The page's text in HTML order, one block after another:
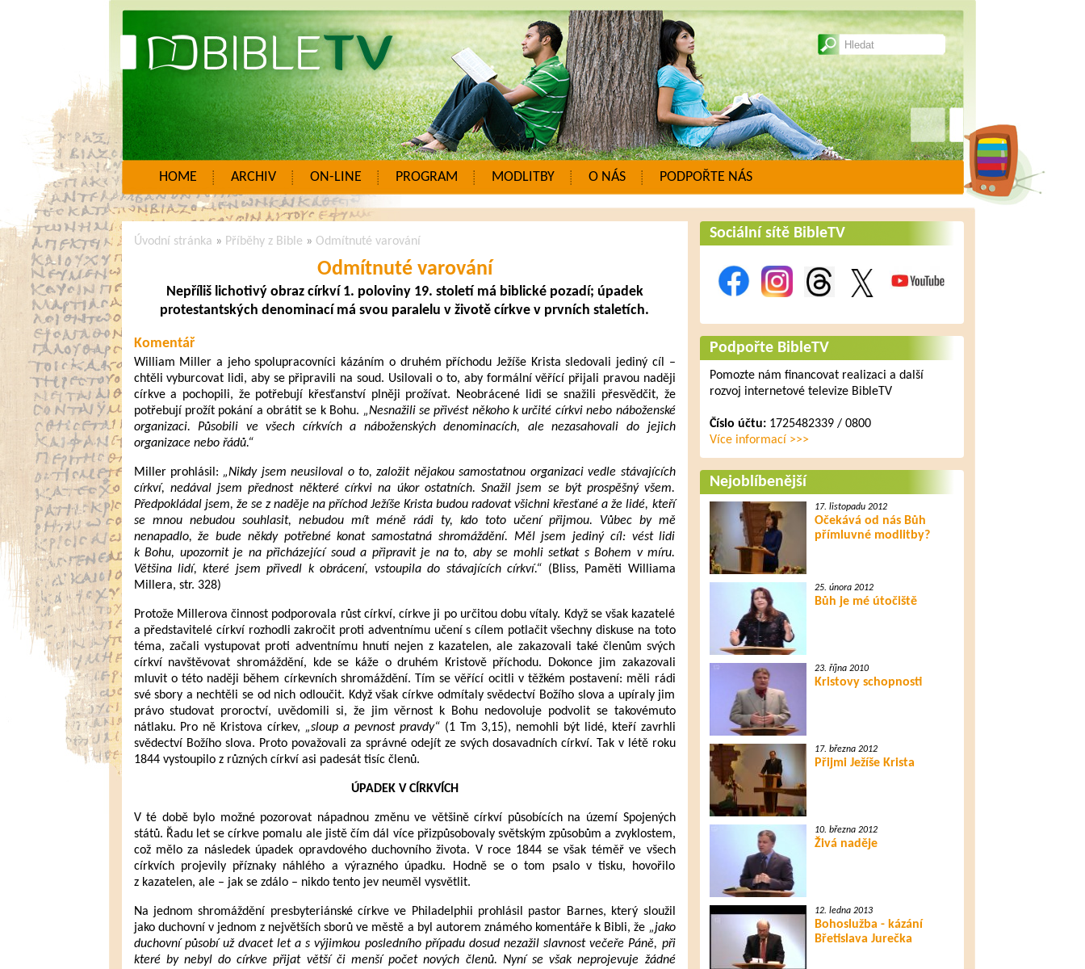
HOME ARCHIV ON-LINE PROGRAM MODLITBY O NÁS PODPOŘTE NÁS
Úvodní stránka » Příběhy z Bible » Odmítnuté varování
Odmítnuté varování
Nepříliš lichotivý obraz církví 1. poloviny 19. století má biblické pozadí; úpadek
protestantských denominací má svou paralelu v životě církve v prvních staletích.
Komentář
William Miller a jeho spolupracovníci kázáním o druhém příchodu Ježíše Krista sledovali jediný cíl –
chtěli vyburcovat lidi, aby se připravili na soud. Usilovali o to, aby formální věřící přijali pravou naději
církve a pochopili, že potřebují křesťanství plněji prožívat. Neobrácené lidi se snažili přesvědčit, že
potřebují prožít pokání a obrátit se k Bohu. „Nesnažili se přivést někoho k určité církvi nebo náboženské
organizaci. Působili ve všech církvích a náboženských denominacích, ale nezasahovali do jejich
organizace nebo řádů.“
Miller prohlásil: „Nikdy jsem neusiloval o to, založit nějakou samostatnou organizaci vedle stávajících
církví, nedával jsem přednost některé církvi na úkor ostatních. Snažil jsem se být prospěšný všem.
Předpokládal jsem, že se z naděje na příchod Ježíše Krista budou radovat všichni křesťané a že lidé, kteří
se mnou nebudou souhlasit, nebudou mít méně rádi ty, kdo toto učení přijmou. Vůbec by mě
nenapadlo, že bude někdy potřebné konat samostatná shromáždění. Měl jsem jediný cíl: vést lidi
k Bohu, upozornit je na přicházející soud a připravit je na to, aby se mohli setkat s Bohem v míru.
Většina lidí, které jsem přivedl k obrácení, vstoupila do stávajících církví.“ (Bliss, Paměti Williama
Millera, str. 328)
Protože Millerova činnost podporovala růst církví, církve ji po určitou dobu vítaly. Když se však kazatelé
a představitelé církví rozhodli zakročit proti adventnímu učení s cílem potlačit všechny diskuse na toto
téma, začali vystupovat proti adventnímu hnutí nejen z kazatelen, ale zakazovali také členům svých
církví navštěvovat shromáždění, kde se káže o druhém Kristově příchodu. Dokonce jim zakazovali
mluvit o této naději během církevních shromáždění. Tím se věřící ocitli v těžkém postavení: měli rádi
své sbory a nechtěli se od nich odloučit. Když však církve odmítaly svědectví Božího slova a upíraly jim
právo studovat proroctví, uvědomili si, že jim věrnost k Bohu nedovoluje podvolit se takovémuto
nátlaku. Pro ně Kristova církev, „sloup a pevnost pravdy“ (1 Tm 3,15), nemohli být lidé, kteří zavrhli
svědectví Božího slova. Proto považovali za správné odejít ze svých dosavadních církví. Tak v létě roku
1844 vystoupilo z různých církví asi padesát tisíc členů.
ÚPADEK V CÍRKVÍCH
V té době bylo možné pozorovat nápadnou změnu ve většině církví působících na území Spojených
států. Řadu let se církve pomalu ale jistě čím dál více přizpůsobovaly světským způsobům a zvyklostem,
což mělo za následek úpadek opravdového duchovního života. V roce 1844 se však téměř ve všech
církvích projevily příznaky náhlého a výrazného úpadku. Hodně se o tom psalo v tisku, hovořilo
z kazatelen, ale – jak se zdálo – nikdo tento jev neuměl vysvětlit.
Na jednom shromáždění presbyteriánské církve ve Philadelphii prohlásil pastor Barnes, který sloužil
jako duchovní v jednom z největších sborů ve městě a byl autorem známého komentáře k Bibli, že „jako
duchovní působí už dvacet let a s výjimkou posledního případu dosud nezažil slavnost večeře Páně, při
které by nebyl do církve přijat větší či menší počet nových členů. Nyní se však neprojevuje žádné
Sociální sítě BibleTV
Podpořte BibleTV
Pomozte nám financovat realizaci a další
rozvoj internetové televize BibleTV
Číslo účtu:1725482339 / 0800
Více informací >>>
Nejoblíbenější
17. listopadu 2012
Očekává od nás Bůh
přímluvné modlitby?
25. února 2012
Bůh je mé útočiště
23. října 2010
Kristovy schopnosti
17. března 2012
Přijmi Ježíše Krista
10. března 2012
Živá naděje
12. ledna 2013
Bohoslužba - kázání
Břetislava Jurečka